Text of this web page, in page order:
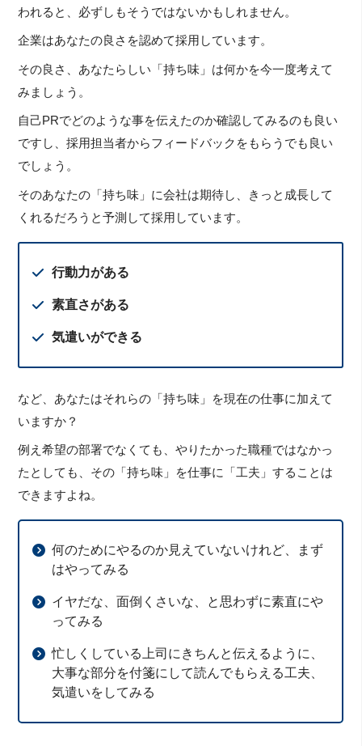
われると、必ずしもそうではないかもしれません。
企業はあなたの良さを認めて採用しています。
その良さ、あなたらしい「持ち味」は何かを今一度考えて
みましょう。
自己PRでどのような事を伝えたのか確認してみるのも良い
ですし、採用担当者からフィードバックをもらうでも良い
でしょう。
そのあなたの「持ち味」に会社は期待し、きっと成長して
くれるだろうと予測して採用しています。
行動力がある
素直さがある
気遣いができる
など、あなたはそれらの「持ち味」を現在の仕事に加えて
いますか？
例え希望の部署でなくても、やりたかった職種ではなかっ
たとしても、その「持ち味」を仕事に「工夫」することは
できますよね。
何のためにやるのか見えていないけれど、まず
はやってみる
イヤだな、面倒くさいな、と思わずに素直にや
ってみる
忙しくしている上司にきちんと伝えるように、
大事な部分を付箋にして読んでもらえる工夫、
気遣いをしてみる